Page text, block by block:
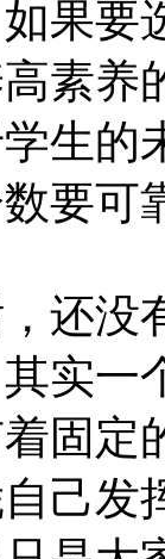
要
素养
生的
要可
没
实一
固定
己发